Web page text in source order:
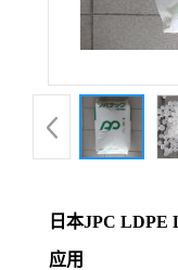
日本JPC LDPE
应用